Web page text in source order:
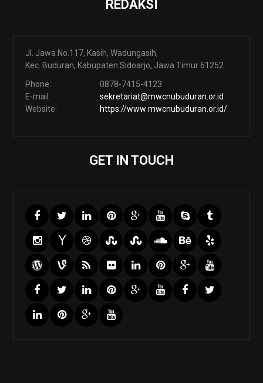
REDAKSI
Jl. Jawa No.117, Kasih, Wadungasih,
Kec. Buduran, Kabupaten Sidoarjo, Jawa Timur 61252
Phone:
0878-7415-4123
E-mail:
sekretariat@mwcnubuduran.or.id
Website:
https://www mwcnubuduran.or.id/
GET IN TOUCH